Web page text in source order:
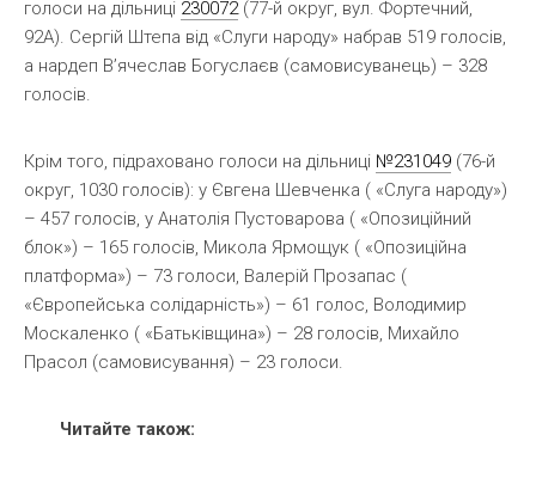
голоси на дільниці 230072(77-й округ, вул. Фортечний,
92А). Сергій Штепа від «Слуги народу» набрав 519 голосів,
а нардеп В’ячеслав Богуслаєв (самовисуванець) – 328
голосів.
Крім того, підраховано голоси на дільниці №231049 (76-й
округ, 1030 голосів): у Євгена Шевченка ( «Слуга народу»)
– 457 голосів, у Анатолія Пустоварова ( «Опозиційний
блок») – 165 голосів, Микола Ярмощук ( «Опозиційна
платформа») – 73 голоси, Валерій Прозапас (
«Європейська солідарність») – 61 голос, Володимир
Москаленко ( «Батьківщина») – 28 голосів, Михайло
Прасол (самовисування) – 23 голоси.
Читайте також: